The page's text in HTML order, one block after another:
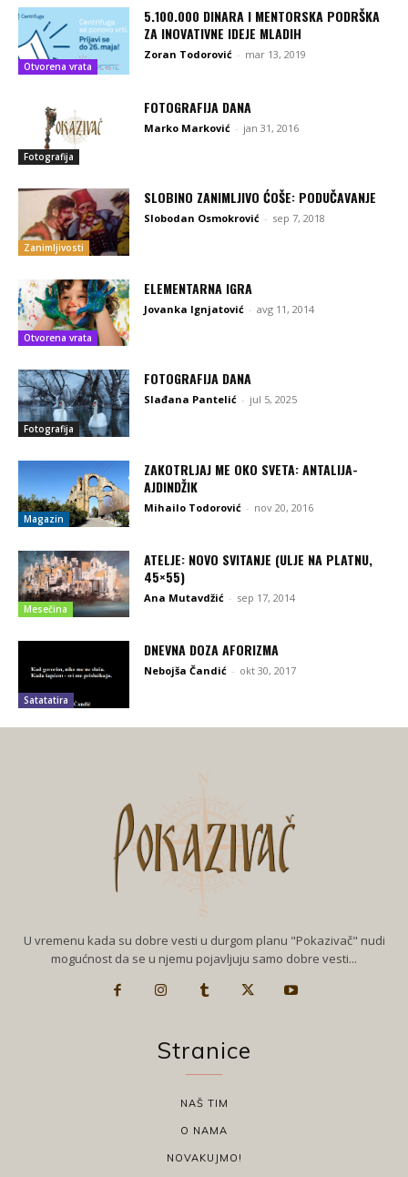
Otvorena vrata
5.100.000 DINARA I MENTORSKA PODRŠKA
ZA INOVATIVNE IDEJE MLADIH
Zoran Todorović - mar 13, 2019
Fotografija
FOTOGRAFIJA DANA
Marko Marković - jan 31, 2016
Zanimljivosti
SLOBINO ZANIMLJIVO ĆOŠE: PODUČAVANJE
Slobodan Osmokrović - sep 7, 2018
Otvorena vrata
ELEMENTARNA IGRA
Jovanka Ignjatović - avg 11, 2014
Fotografija
FOTOGRAFIJA DANA
Slađana Pantelić - jul 5, 2025
Magazin
ZAKOTRLJAJ ME OKO SVETA: ANTALIJA-
AJDINDŽIK
Mihailo Todorović - nov 20, 2016
Mesečina
ATELJE: NOVO SVITANJE (ULJE NA PLATNU,
45×55)
Ana Mutavdžić - sep 17, 2014
Satatatira
DNEVNA DOZA AFORIZMA
Nebojša Čandić - okt 30, 2017
U vremenu kada su dobre vesti u durgom planu "Pokazivač" nudi
mogućnost da se u njemu pojavljuju samo dobre vesti...
Stranice
NAŠ TIM
O NAMA
NOVAKUJMO!